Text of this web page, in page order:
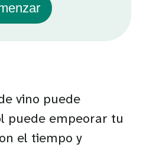
vino puede
puede empeorar tu
el tiempo y